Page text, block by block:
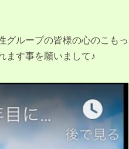
グループの皆様の心のこもっ
ます事を願いまして♪